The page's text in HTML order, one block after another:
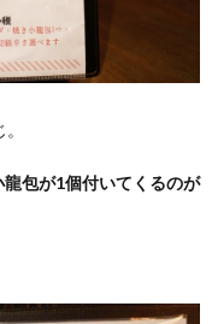
包が1個付いてくるのが